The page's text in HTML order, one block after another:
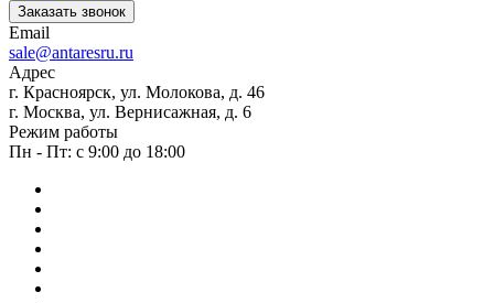
Заказать звонок
Email
sale@antaresru.ru
Адрес
г. Красноярск, ул. Молокова, д. 46
г. Москва, ул. Вернисажная, д. 6
Режим работы
Пн - Пт: с 9:00 до 18:00